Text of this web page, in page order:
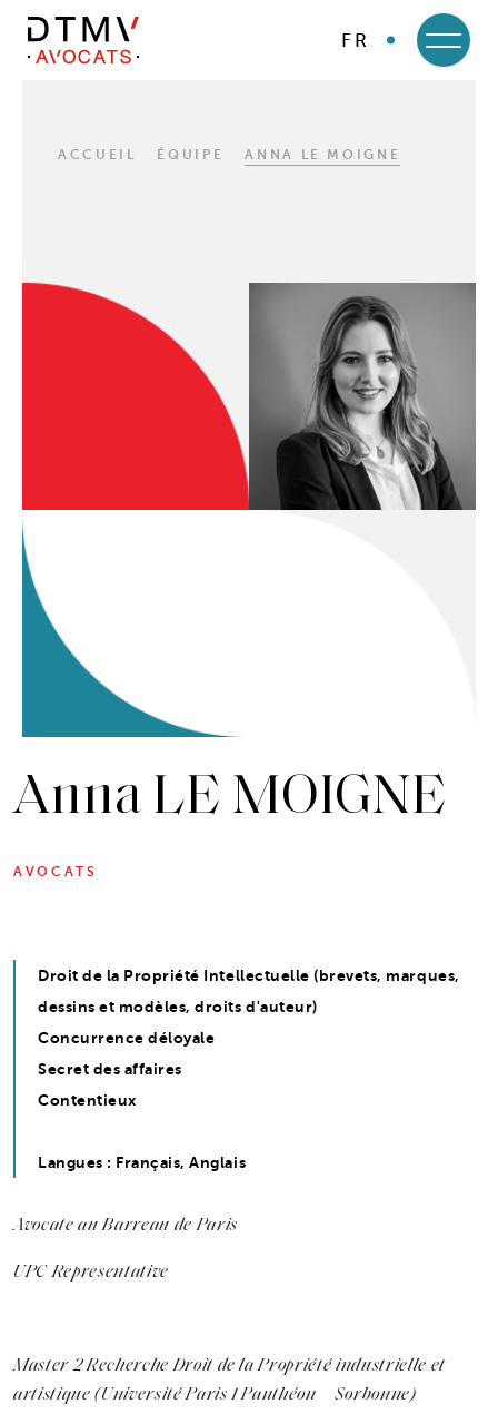
FR
ACCUEIL ÉQUIPE ANNA LE MOIGNE
Anna LE MOIGNE
AVOCATS
Droit de la Propriété Intellectuelle (brevets, marques,
dessins et modèles, droits d'auteur)
Concurrence déloyale
Secret des affaires
Contentieux
Langues : Français, Anglais
Avocate au Barreau de Paris
UPC Representative
Master 2 Recherche Droit de la Propriété industrielle et
artistique (Université Paris 1 Panthéon – Sorbonne)